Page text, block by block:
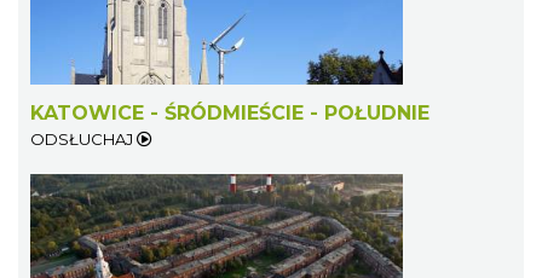
KATOWICE - ŚRÓDMIEŚCIE - POŁUDNIE
ODSŁUCHAJ